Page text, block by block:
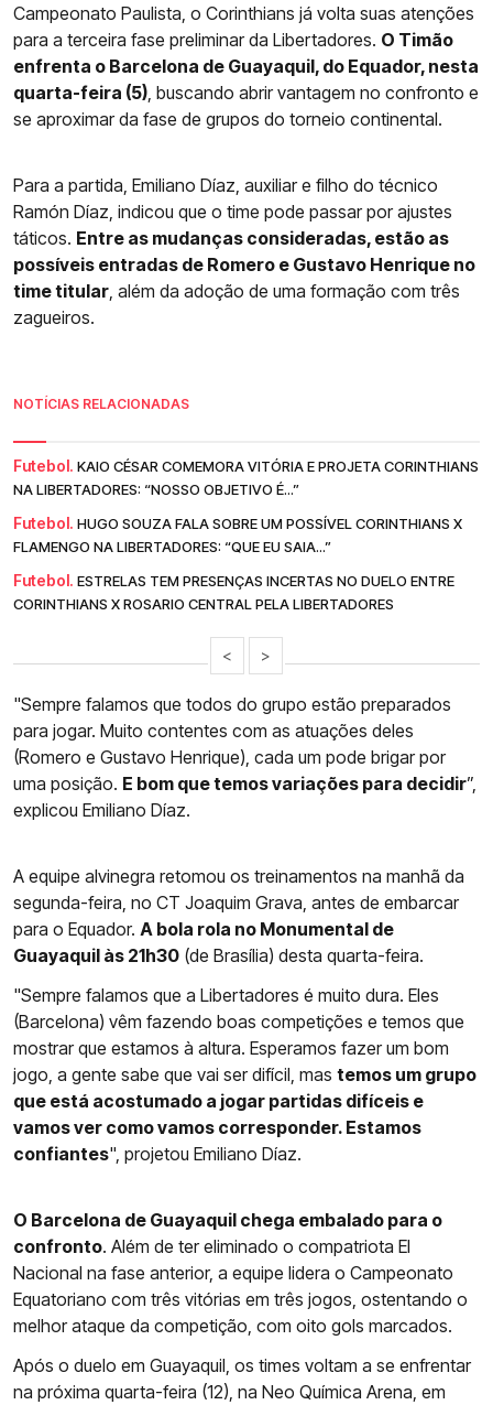
Campeonato Paulista, o Corinthians já volta suas atenções
para a terceira fase preliminar da Libertadores. O Timão
enfrenta o Barcelona de Guayaquil, do Equador, nesta
quarta-feira (5), buscando abrir vantagem no confronto e
se aproximar da fase de grupos do torneio continental.
Para a partida, Emiliano Díaz, auxiliar e filho do técnico
Ramón Díaz, indicou que o time pode passar por ajustes
táticos. Entre as mudanças consideradas, estão as
possíveis entradas de Romero e Gustavo Henrique no
time titular, além da adoção de uma formação com três
zagueiros.
NOTÍCIAS RELACIONADAS
Futebol. KAIO CÉSAR COMEMORA VITÓRIA E PROJETA CORINTHIANS
NA LIBERTADORES: “NOSSO OBJETIVO É...”
Futebol. HUGO SOUZA FALA SOBRE UM POSSÍVEL CORINTHIANS X
FLAMENGO NA LIBERTADORES: “QUE EU SAIA...”
Futebol. ESTRELAS TEM PRESENÇAS INCERTAS NO DUELO ENTRE
CORINTHIANS X ROSARIO CENTRAL PELA LIBERTADORES
< >
"Sempre falamos que todos do grupo estão preparados
para jogar. Muito contentes com as atuações deles
(Romero e Gustavo Henrique), cada um pode brigar por
uma posição. E bom que temos variações para decidir”,
explicou Emiliano Díaz.
A equipe alvinegra retomou os treinamentos na manhã da
segunda-feira, no CT Joaquim Grava, antes de embarcar
para o Equador. A bola rola no Monumental de
Guayaquil às 21h30 (de Brasília) desta quarta-feira.
"Sempre falamos que a Libertadores é muito dura. Eles
(Barcelona) vêm fazendo boas competições e temos que
mostrar que estamos à altura. Esperamos fazer um bom
jogo, a gente sabe que vai ser difícil, mas temos um grupo
que está acostumado a jogar partidas difíceis e
vamos ver como vamos corresponder. Estamos
confiantes", projetou Emiliano Díaz.
O Barcelona de Guayaquil chega embalado para o
confronto. Além de ter eliminado o compatriota El
Nacional na fase anterior, a equipe lidera o Campeonato
Equatoriano com três vitórias em três jogos, ostentando o
melhor ataque da competição, com oito gols marcados.
Após o duelo em Guayaquil, os times voltam a se enfrentar
na próxima quarta-feira (12), na Neo Química Arena, em